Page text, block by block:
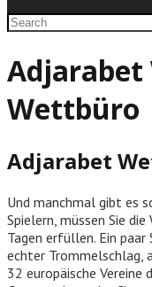
Wettbüro
Adjarabet
Und manchmal gibt es
Spielern, müssen Sie
Tagen erfüllen. Ein
echter
32 europäische